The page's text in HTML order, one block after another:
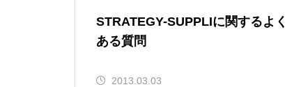
STRATEGY-SUPPLIに関するよく
ある質問
2013.03.03